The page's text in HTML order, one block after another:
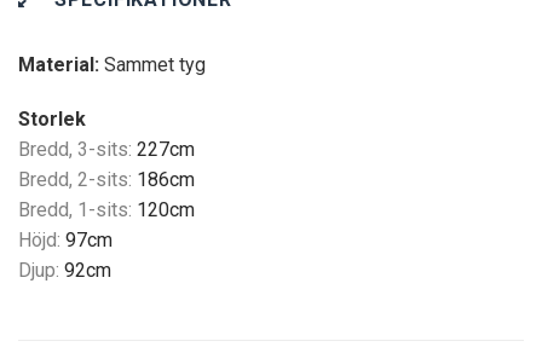
Material: Sammet tyg
Storlek
Bredd, 3-sits: 227cm
Bredd, 2-sits: 186cm
Bredd, 1-sits: 120cm
Höjd: 97cm
Djup: 92cm